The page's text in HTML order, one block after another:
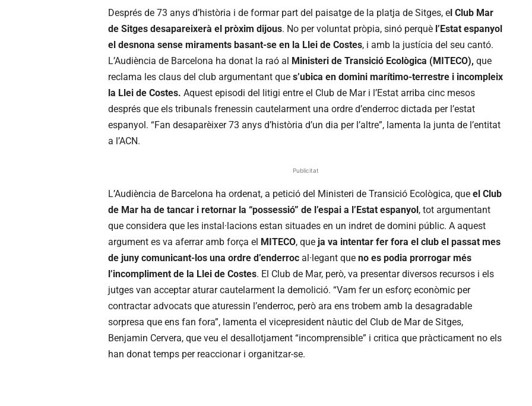
Després de 73 anys d’història i de formar part del paisatge de la platja de Sitges, el Club Mar
de Sitges desapareixerà el pròxim dijous. No per voluntat pròpia, sinó perquè l’Estat espanyol
el desnona sense miraments basant-se en la Llei de Costes, i amb la justícia del seu cantó.
L’Audiència de Barcelona ha donat la raó al Ministeri de Transició Ecològica (MITECO), que
reclama les claus del club argumentant que s’ubica en domini marítimo-terrestre i incompleix
la Llei de Costes. Aquest episodi del litigi entre el Club de Mar i l’Estat arriba cinc mesos
després que els tribunals frenessin cautelarment una ordre d’enderroc dictada per l’estat
espanyol. “Fan desaparèixer 73 anys d’història d’un dia per l’altre”, lamenta la junta de l’entitat
a l’ACN.
Publicitat
L’Audiència de Barcelona ha ordenat, a petició del Ministeri de Transició Ecològica, que el Club
de Mar ha de tancar i retornar la “possessió” de l’espai a l’Estat espanyol, tot argumentant
que considera que les instal·lacions estan situades en un indret de domini públic. A aquest
argument es va aferrar amb força el MITECO, que ja va intentar fer fora el club el passat mes
de juny comunicant-los una ordre d’enderroc al·legant que no es podia prorrogar més
l’incompliment de la Llei de Costes. El Club de Mar, però, va presentar diversos recursos i els
jutges van acceptar aturar cautelarment la demolició. “Vam fer un esforç econòmic per
contractar advocats que aturessin l’enderroc, però ara ens trobem amb la desagradable
sorpresa que ens fan fora”, lamenta el vicepresident nàutic del Club de Mar de Sitges,
Benjamin Cervera, que veu el desallotjament “incomprensible” i critica que pràcticament no els
han donat temps per reaccionar i organitzar-se.